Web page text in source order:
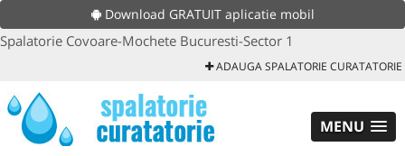
Download GRATUIT aplicatie mobil
Spalatorie Covoare-Mochete Bucuresti-Sector 1
ADAUGA SPALATORIE CURATATORIE
MENU